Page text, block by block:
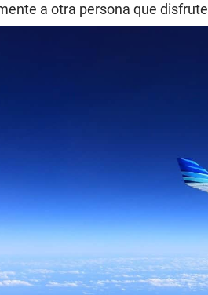
a otra persona que